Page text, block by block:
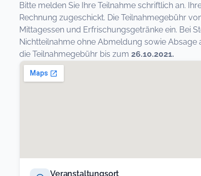
Bitte melden Sie Ihre Teilnahme schriftlich an.
Rechnung zugeschickt. Die Teilnahmegebühr
Mittagessen und Erfrischungsgetränke ein. Bei
Nichtteilnahme ohne Abmeldung sowie
die Teilnahmegebühr bis zum 26.10.2021.
Veranstaltungsort